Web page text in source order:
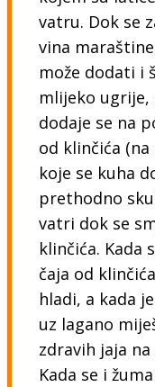
vatru. Dok se
vina
može dodati i
mlijeko ugrije,
dodaje se na
od klinčića
koje se kuha
prethodno
vatri dok se
klinčića. Kada
čaja od
hladi, a kada
uz lagano
zdravih jaja
Kada se i